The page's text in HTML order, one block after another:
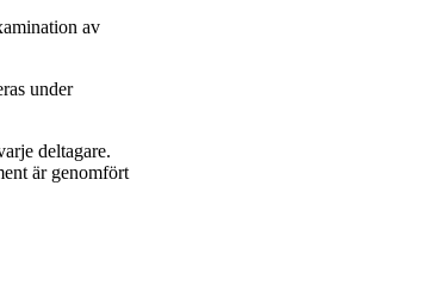
av
under
deltagare.
är genomfört